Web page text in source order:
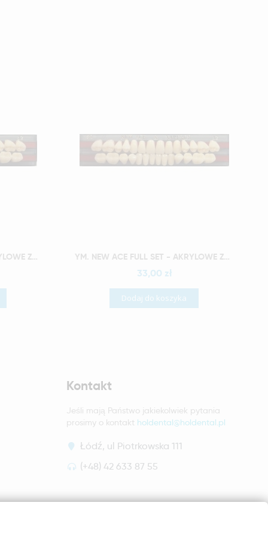
YM. NEW ACE FULL SET - AKRYLOWE ZĘBY SZTUCZNE - A4-O4 Szybki podgląd YM. NEW ACE FULL SET - AKRYLOWE ZĘBY SZTUCZNE - A4-S2
33,00 zł
Dodaj do koszyka
Kontakt
Jeśli mają Państwo jakiekolwiek pytania
prosimy o kontakt holdental@holdental.pl
Łódź, ul Piotrkowska 111
(+48) 42 633 87 55